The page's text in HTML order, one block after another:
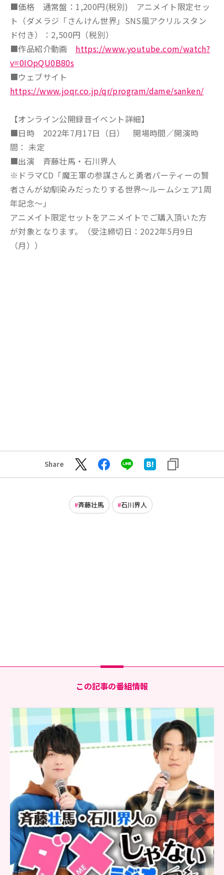
■価格 通常盤：1,200円(税別) アニメイト限定セッ
ト（ダメラジ「さんけん世界」SNS風アクリルスタン
ド付き）：2,500円（税別）
■作品紹介動画 https://www.youtube.com/watch?
v=0IOpQU0B80s
■ウェブサイト
https://www.joqr.co.jp/qr/program/dame/sanken/
【オンライン公開録音イベント詳細】
■日時 2022年7月17日（日） 開場時間／開演時
間： 未定
■出演 斉藤壮馬・石川界人
※ドラマCD「魔王軍の参謀さんと勇者パーティーの賢
者さんが幼馴染みだったりする世界〜ルームシェア1周
年記念〜」
アニメイト限定セットをアニメイトでご購入頂いた方
が対象となります。（受注締切日：2022年5月9日
（月））
Share
斉藤壮馬 石川界人
この記事の番組情報